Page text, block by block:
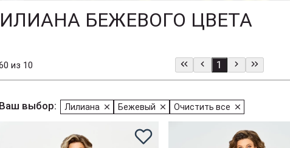
БЕЖЕВОГО ЦВЕТА
из 10 1
Ваш выбор: Лилиана Бежевый Очистить все